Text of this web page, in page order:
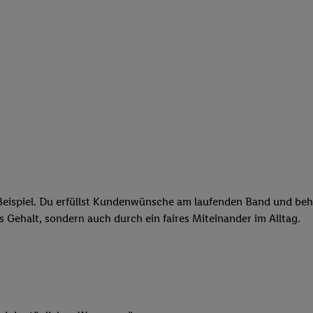
Du erfüllst Kundenwünsche am laufenden Band und
sondern auch durch ein faires Miteinander im Alltag.